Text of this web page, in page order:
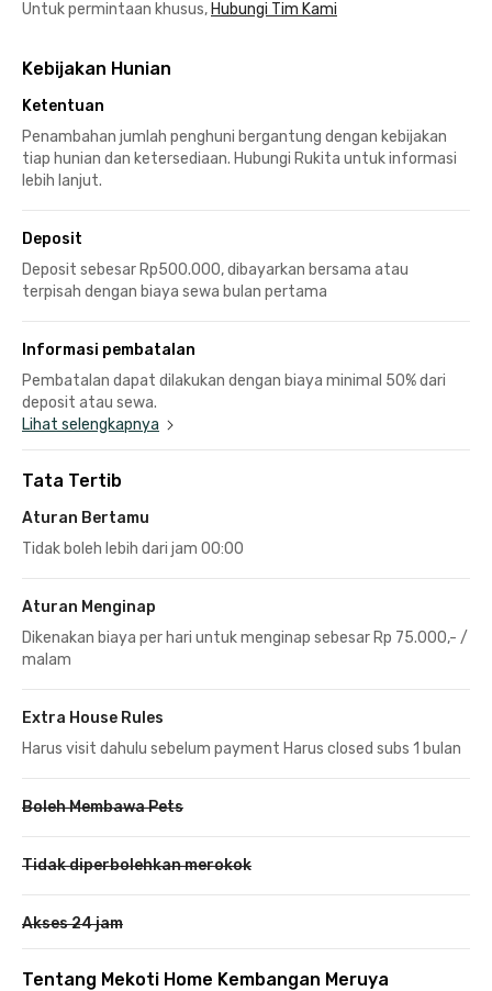
Untuk permintaan khusus, Hubungi Tim Kami
Kebijakan Hunian
Ketentuan
Penambahan jumlah penghuni bergantung dengan kebijakan
tiap hunian dan ketersediaan. Hubungi Rukita untuk informasi
lebih lanjut.
Deposit
Deposit sebesar Rp500.000, dibayarkan bersama atau
terpisah dengan biaya sewa bulan pertama
Informasi pembatalan
Pembatalan dapat dilakukan dengan biaya minimal 50% dari
deposit atau sewa.
Lihat selengkapnya
Tata Tertib
Aturan Bertamu
Tidak boleh lebih dari jam 00:00
Aturan Menginap
Dikenakan biaya per hari untuk menginap sebesar Rp 75.000,- /
malam
Extra House Rules
Harus visit dahulu sebelum payment Harus closed subs 1 bulan
Boleh Membawa Pets
Tidak diperbolehkan merokok
Akses 24 jam
Tentang Mekoti Home Kembangan Meruya